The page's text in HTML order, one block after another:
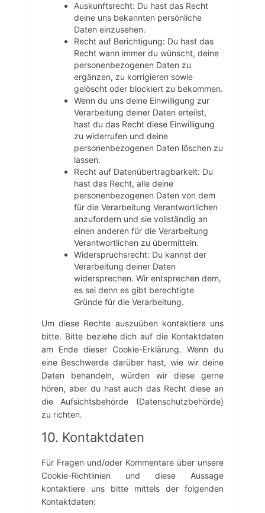
Auskunftsrecht: Du hast das Recht
deine uns bekannten persönliche
Daten einzusehen.
Recht auf Berichtigung: Du hast das
Recht wann immer du wünscht, deine
personenbezogenen Daten zu
ergänzen, zu korrigieren sowie
gelöscht oder blockiert zu bekommen.
Wenn du uns deine Einwilligung zur
Verarbeitung deiner Daten erteilst,
hast du das Recht diese Einwilligung
zu widerrufen und deine
personenbezogenen Daten löschen zu
lassen.
Recht auf Datenübertragbarkeit: Du
hast das Recht, alle deine
personenbezogenen Daten von dem
für die Verarbeitung Verantwortlichen
anzufordern und sie vollständig an
einen anderen für die Verarbeitung
Verantwortlichen zu übermitteln.
Widerspruchsrecht: Du kannst der
Verarbeitung deiner Daten
widersprechen. Wir entsprechen dem,
es sei denn es gibt berechtigte
Gründe für die Verarbeitung.
Um diese Rechte auszuüben kontaktiere uns
bitte. Bitte beziehe dich auf die Kontaktdaten
am Ende dieser Cookie-Erklärung. Wenn du
eine Beschwerde darüber hast, wie wir deine
Daten behandeln, würden wir diese gerne
hören, aber du hast auch das Recht diese an
die Aufsichtsbehörde (Datenschutzbehörde)
zu richten.
10. Kontaktdaten
Für Fragen und/oder Kommentare über unsere
Cookie-Richtlinien und diese Aussage
kontaktiere uns bitte mittels der folgenden
Kontaktdaten: